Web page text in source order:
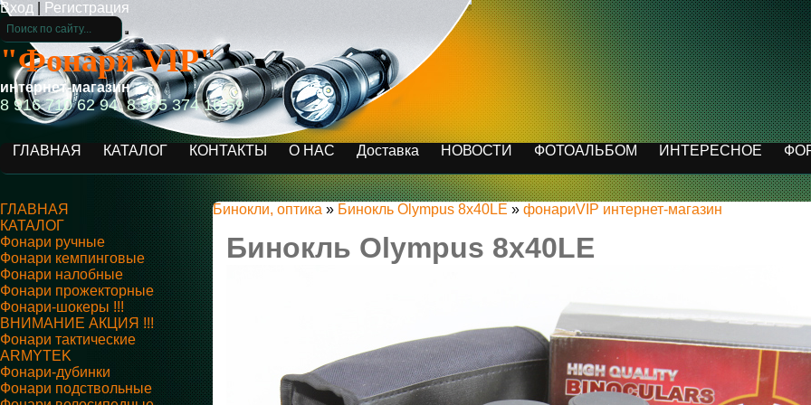
Вход Регистрация
"Фонари VIP"
интернет-магазин
8 916 710 62 94, 8 965 374 16 59
ГЛАВНАЯ КАТАЛОГ КОНТАКТЫ О НАС Доставка НОВОСТИ ФОТОАЛЬБОМ ИНТЕРЕСНОЕ
ГЛАВНАЯ
КАТАЛОГ
Фонари ручные
Фонари кемпинговые
Фонари налобные
Фонари прожекторные
Фонари-шокеры !!!
ВНИМАНИЕ АКЦИЯ !!!
Фонари тактические
ARMYTEK
Фонари-дубинки
Фонари подствольные
Бинокли, оптика » Бинокль Olympus 8x40LE » фонариVIP интернет-магазин
Бинокль Olympus 8x40LE